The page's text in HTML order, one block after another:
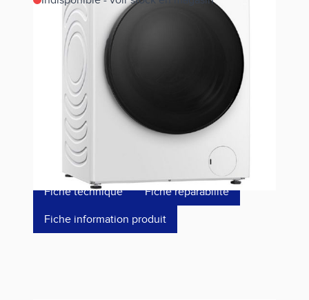
Estimer les frais de port
649,00 €
dont éco-p 15,42 €
Fiche technique
Fiche réparabilité
Fiche information produit